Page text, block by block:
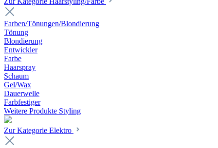
Farben/Tönungen/Blondierung
Tönung
Blondierung
Entwickler
Farbe
Haarspray
Schaum
Gel/Wax
Dauerwelle
Farbfestiger
Weitere Produkte Styling
Zur Kategorie Elektro